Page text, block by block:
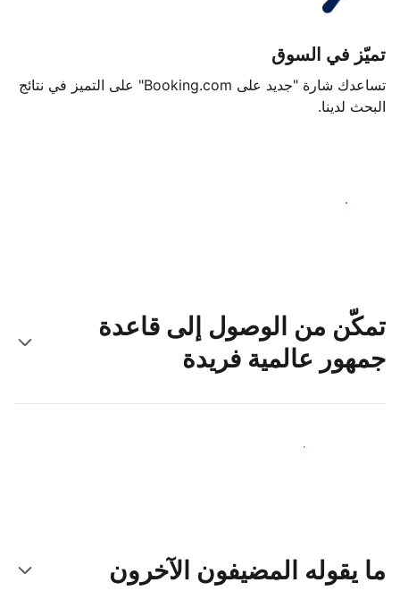
تميّز في السوق
تساعدك شارة "جديد على Booking.com" على التميز في نتائج
البحث لدينا.
ابدأ اليوم
تمكّن من الوصول إلى قاعدة
جمهور عالمية فريدة
اجذب ضيوف جدد اليوم
ما يقوله المضيفون الآخرون